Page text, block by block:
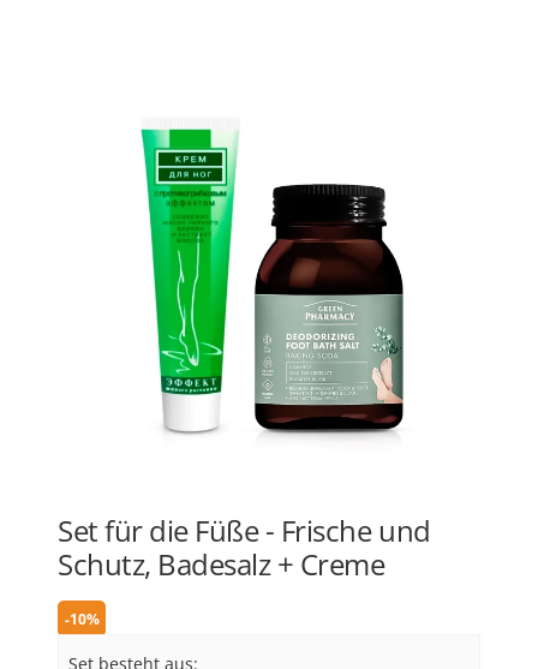
Set für die Füße - Frische und
Schutz, Badesalz + Creme
-10%
Set besteht aus: